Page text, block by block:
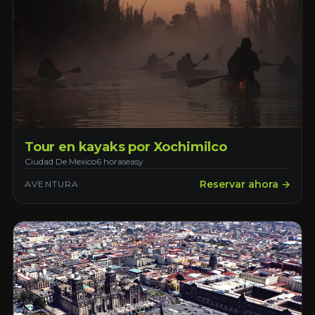
Tour en kayaks por Xochimilco
Ciudad De Mexico6 horaseasy
AVENTURA Reservar ahora →